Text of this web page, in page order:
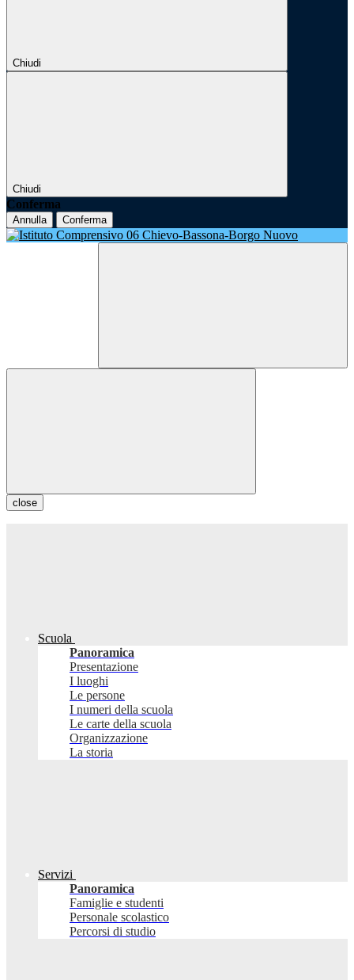
Chiudi
Chiudi
Conferma
Annulla Conferma
close
Scuola
Panoramica
Presentazione
I luoghi
Le persone
I numeri della scuola
Le carte della scuola
Organizzazione
La storia
Servizi
Panoramica
Famiglie e studenti
Personale scolastico
Percorsi di studio